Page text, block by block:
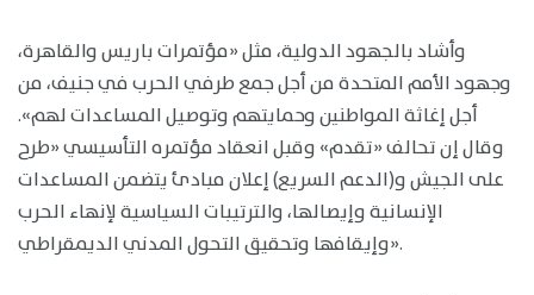
وأشاد بالجهود الدولية، مثل «مؤتمرات باريس والقاهرة،
وجهود الأمم المتحدة من أجل جمع طرفي الحرب في جنيف، من
أجل إغاثة المواطنين وحمايتهم وتوصيل المساعدات لهم».
وقال إن تحالف «تقدم» وقبل انعقاد مؤتمره التأسيسي «طرح
على الجيش و(الدعم السريع) إعلان مبادئ يتضمن المساعدات
الإنسانية وإيصالها، والترتيبات السياسية لإنهاء الحرب
وإيقافها وتحقيق التحول المدني الديمقراطي».